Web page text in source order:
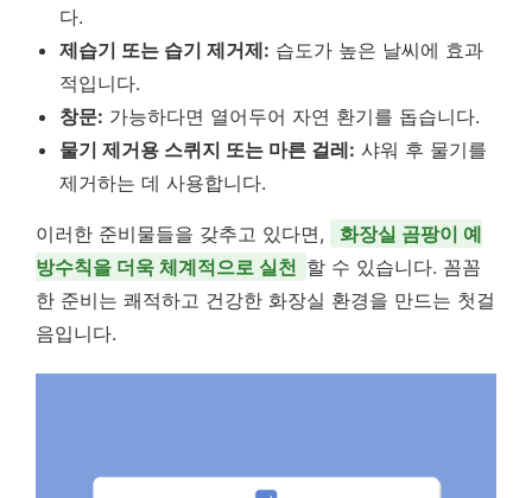
다.
제습기 또는 습기 제거제: 습도가 높은 날씨에 효과
적입니다.
창문: 가능하다면 열어두어 자연 환기를 돕습니다.
물기 제거용 스퀴지 또는 마른 걸레: 샤워 후 물기를
제거하는 데 사용합니다.
이러한 준비물들을 갖추고 있다면,
화장실 곰팡이 예
방수칙을 더욱 체계적으로 실천 할 수 있습니다. 꼼꼼
한 준비는 쾌적하고 건강한 화장실 환경을 만드는 첫걸
음입니다.